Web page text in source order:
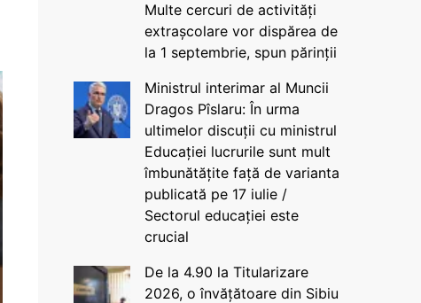
Multe cercuri de activități
extrașcolare vor dispărea de
la 1 septembrie, spun părinții
Ministrul interimar al Muncii
Dragos Pîslaru: În urma
ultimelor discuții cu ministrul
Educației lucrurile sunt mult
îmbunătățite față de varianta
publicată pe 17 iulie /
Sectorul educației este
crucial
De la 4.90 la Titularizare
2026, o învățătoare din Sibiu